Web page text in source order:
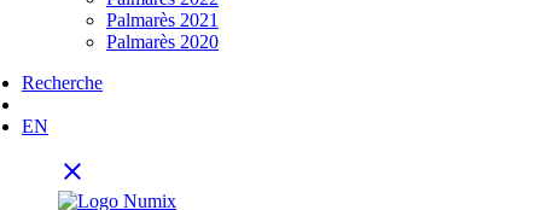
Palmarès 2021
Palmarès 2020
Recherche
EN
close